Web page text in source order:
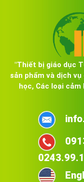
"Thiết bị giáo dục
sản phẩm và dịch
học, Các loại